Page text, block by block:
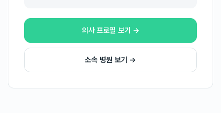
의사 프로필 보기 →
소속 병원 보기 →